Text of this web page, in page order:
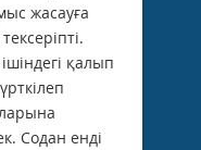
жасауға
қалып
Содан енді